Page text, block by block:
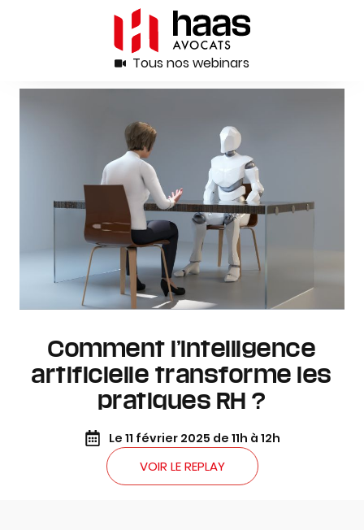
Tous nos webinars
Comment l’intelligence
artificielle transforme les
pratiques RH ?
Le 11 février 2025 de 11h à 12h
VOIR LE REPLAY